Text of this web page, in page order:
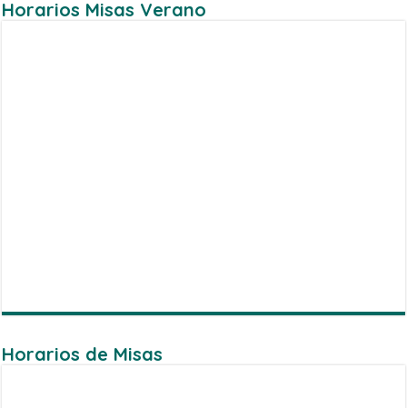
Horarios Misas Verano
Horarios de Misas